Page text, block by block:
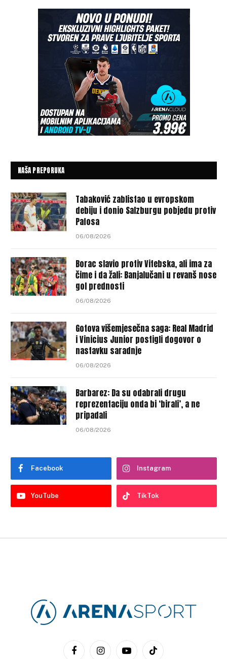
NAŠA PREPORUKA
Tabaković zablistao u evropskom
debiju i donio Salzburgu pobjedu protiv
Pafosa
06/08/2026
Borac slavio protiv Vitebska, ali ima za
čime i da žali: Banjalučani u revanš nose
gol prednosti
06/08/2026
Gotova višemjesečna saga: Real Madrid
i Vinicius Junior postigli dogovor o
nastavku saradnje
06/08/2026
Barbarez: Da su odabrali drugu
reprezentaciju onda bi ‘birali’, a ne
pripadali
06/08/2026
Facebook Instagram
YouTube TikTok
FacebookInstagramYouTubeTikTok